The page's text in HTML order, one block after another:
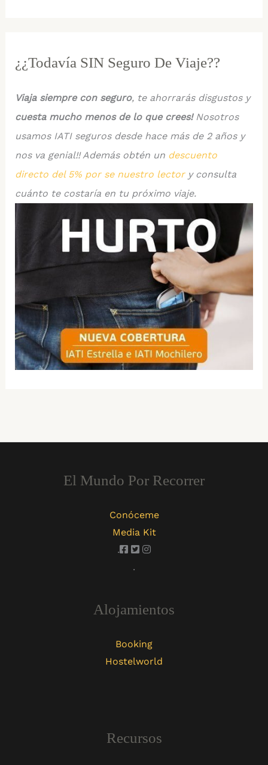
¿¿Todavía SIN Seguro De Viaje??
Viaja siempre con seguro, te ahorrarás disgustos y
cuesta mucho menos de lo que crees!Nosotros
usamos IATI seguros desde hace más de 2 años y
nos va genial!! Además obtén un descuento
directo del 5% por se nuestro lectory consulta
cuánto te costaría en tu próximo viaje.
El Mundo Por Recorrer
Conóceme
Media Kit
.
.
Alojamientos
Booking
Hostelworld
Recursos